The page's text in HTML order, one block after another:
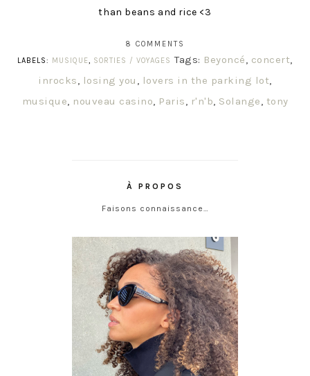
than beans and rice <3
8 COMMENTS
LABELS:
MUSIQUE, SORTIES / VOYAGES Tags: Beyoncé, concert,
inrocks, losing you , lovers in the parking lot,
musique, nouveau casino, Paris, r'n'b, Solange, tony
À PROPOS
Faisons connaissance…